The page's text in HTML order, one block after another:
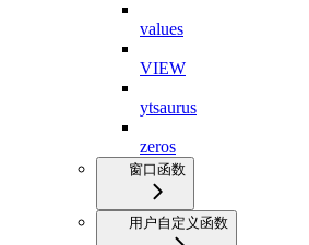
values
VIEW
ytsaurus
zeros
窗口函数
用户自定义函数